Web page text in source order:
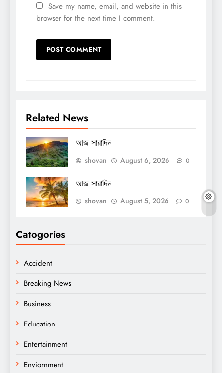
Save my name, email, and website in this
browser for the next time I comment.
Related News
আজ সারাদিন
shovan August 6, 2026 0
আজ সারাদিন
shovan August 5, 2026 0
Catogories
Accident
Breaking News
Business
Education
Entertainment
Enviornment